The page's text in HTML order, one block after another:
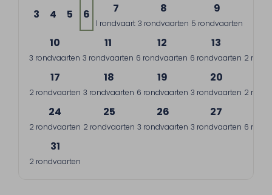
3 4 5 6 7
1 rondvaart
8
3 rondvaarten
9
5 rondvaarten
10
3 rondvaarten
11
3 rondvaarten
12
6 rondvaarten
13
6 rondvaarten 2
17
2 rondvaarten
18
3 rondvaarten
19
6 rondvaarten
20
3 rondvaarten 2
24
2 rondvaarten
25
2 rondvaarten
26
3 rondvaarten
27
3 rondvaarten 6
31
2 rondvaarten